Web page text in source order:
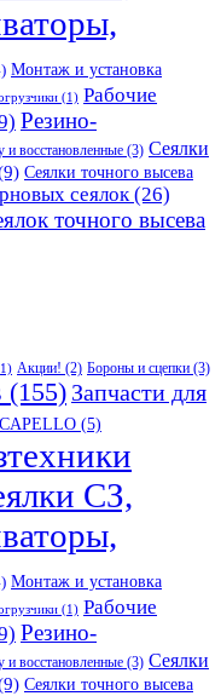
Монтаж и установка
(1) Рабочие
Резино-
и восстановленные (3) Сеялки
Сеялки точного высева
сеялок(26)
точного высева
Акции! (2) Бороны и сцепки (3)
(155) Запчасти для
(5)
СЗ,
Монтаж и установка
(1) Рабочие
Резино-
и восстановленные (3) Сеялки
Сеялки точного высева